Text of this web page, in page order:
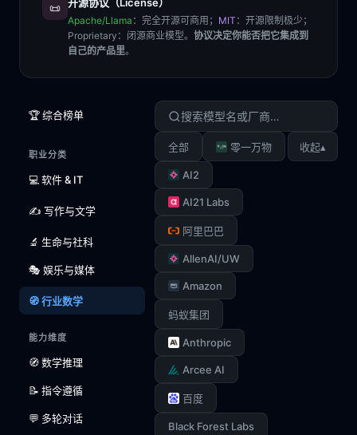
📜
Apache/Llama ：完全开源可商用； MIT ：开源限制极少；
Proprietary ：闭源商业模型。 协议决定你能否把它集成到
自己的产品里。
🏆 综合榜单
职业分类
💻 软件 & IT
✍️ 写作与文学
🔬 生命与社科
🎭 娱乐与媒体
🧭 行业数学
能力维度
🧭 数学推理
📝 指令遵循
💬 多轮对话
全部 零一万物
AI2
AI21 Labs
阿里巴巴
AllenAI/UW
Amazon
蚂蚁集团
Anthropic
Arcee AI
百度
Black Forest Labs
收起▴